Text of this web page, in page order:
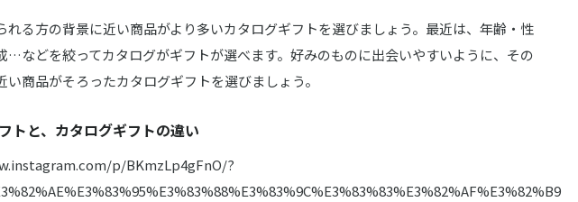
れる方の背景に近い商品がより多いカタログギフトを選びましょう。最近は、年齢・性
…などを絞ってカタログがギフトが選べます。好みのものに出会いやすいように、その
い商品がそろったカタログギフトを選びましょう。
トと、カタログギフトの違い
p/BKmzLp4gFnO/?